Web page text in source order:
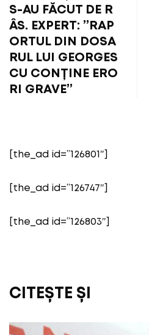
S-AU FĂCUT DE R
ÂS. EXPERT: ”RAP
ORTUL DIN DOSA
RUL LUI GEORGES
CU CONȚINE ERO
RI GRAVE”
[the_ad id=”126801″]
[the_ad id=”126747″]
[the_ad id=”126803″]
CITEȘTE ȘI